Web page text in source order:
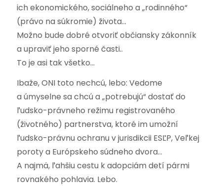
ich ekonomického, sociálneho a „rodinného“
(právo na súkromie) života…
Možno bude dobré otvoriť občiansky zákonník
a upraviť jeho sporné časti..
To je asi tak všetko…
Ibaže, ONI toto nechcú, lebo: Vedome
a úmyselne sa chcú a „potrebujú“ dostať do
ľudsko-právneho režimu registrovaného
(životného) partnerstva, ktoré im umožní
ľudsko-právnu ochranu v jurisdikcii ESĽP, Veľkej
poroty a Európskeho súdneho dvora…
A najmä, ľahšiu cestu k adopciám detí pármi
rovnakého pohlavia. Lebo.